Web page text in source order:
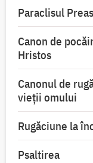
Paraclisul
Canon de
Hristos
Canonul de
vieții omului
Rugăciune la
Psaltirea